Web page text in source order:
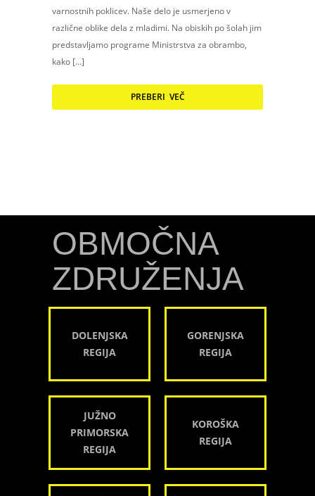
varnostnih poklicev. Naše delo je usmerjeno v
različne oblike dela z mladimi. Na obiskih po šolah jim
predstavljamo programe Ministrstva za obrambo,
kako […]
PREBERI VEČ
OBMOČNA
ZDRUŽENJA
DOLENJSKA
REGIJA
GORENJSKA
REGIJA
JUŽNO
PRIMORSKA
REGIJA
KOROŠKA
REGIJA